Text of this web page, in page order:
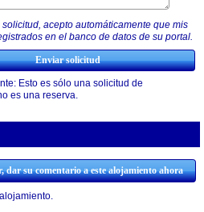
acepto automáticamente que mis
en el banco de datos de su portal.
Esto es sólo una solicitud de
es una reserva.
dar su comentario a este alojamiento ahora